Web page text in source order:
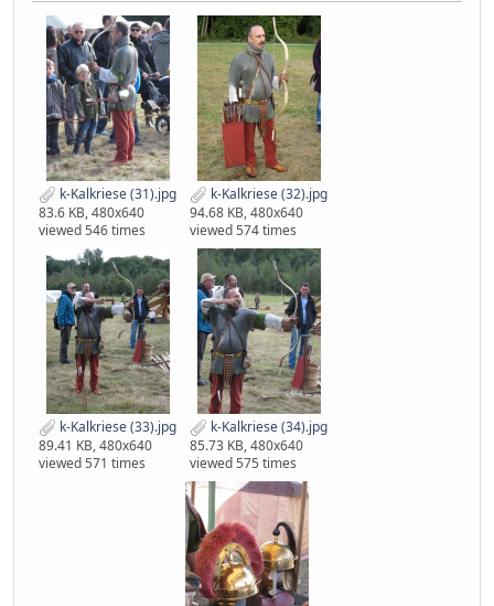
k-Kalkriese (31).jpg
83.6 KB, 480x640
viewed 546 times
k-Kalkriese (32).jpg
94.68 KB, 480x640
viewed 574 times
k-Kalkriese (33).jpg
89.41 KB, 480x640
viewed 571 times
k-Kalkriese (34).jpg
85.73 KB, 480x640
viewed 575 times